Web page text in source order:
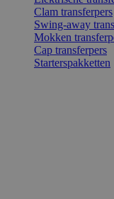
Clam transferpers
Swing-away
Mokken
Cap transferpers
Starterspakketten